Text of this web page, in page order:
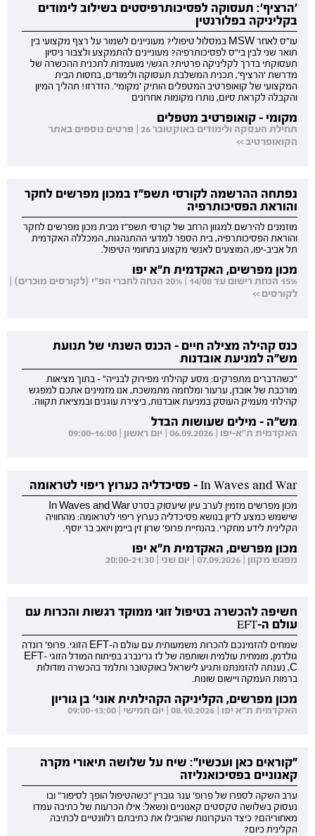
'הרציף': תעסוקה לפסיכותרפיסטים בשילוב לימודים
בקליניקה בפלורנטין
עו"ס לאחר MSW במסלול טיפולי? מעוניינים לשמור על רצף מקצועי בין
תואר שני לבין בי"ס לפסיכותרפיה? מעוניינים להתמקצע ולצבור ניסיון
תעסוקתי בדרך לקליניקה פרטית? הגש/י מועמדות לתכנית ההכשרה של
מדרשת 'הרציף', תכנית המשלבת תעסוקה ולימודים, בחסות הבית
המקצועי של קואופרטיב המטפלים הותיק 'מקומי'. הזדרזו! תהליך המיון
והקבלה לקראת סיום, נותרו מקומות אחרונים
מקומי - קואופרטיב מטפלים
תחילת העסקה ולימודים באוקטובר 26 | פרטים נוספים באתר
הקואופרטיב >>
נפתחה ההרשמה לקורסי תשפ"ז במכון מפרשים לחקר
והוראת הפסיכותרפיה
מוזמנים להירשם למגוון הרחב של קורסי תשפ"ז מבית מכון מפרשים לחקר
והוראת הפסיכותרפיה, בית הספר למדעי ההתנהגות, המכללה האקדמית
תל אביב-יפו, המוצעים לאנשי מקצוע בתחומי הטיפול.
מכון מפרשים, האקדמית ת"א יפו
15% הנחת רישום עד 14/08 | 20% הנחה לחברי הפ"י (לקורסים מוכרים) |
לקורסים >>
כנס קהילה מצילה חיים - הכנס השנתי של תנועת
מש"ה למניעת אובדנות
"כשהדברים מתפרקים: מסע קהילתי מפירוק לבנייה" - בתוך מציאות
מורכבת של אובדן, ערעור ומלחמה מתמשכת, אנו מזמינים אתכם למפגש
קהילתי מעמיק העוסק במניעת אובדנות, ביצירת עוגנים ובמציאת תקווה.
מש"ה - מילים שעושות הבדל
האקדמית ת"א-יפו | 06.09.2026 | יום ראשון | 09:00-16:00
In Waves and War - פסיכדליה כערוץ ריפוי לטראומה
מכון מפרשים מזמין לערב עיון שיעסוק בסרט In Waves and War
שישמש כמצע לדיון בנושא פסיכדליה כערוץ ריפוי לטראומה: מהחוויה
הקלינית לידע מחקרי. בהנחיית פרופ' שרון זין ביימן ויואב בר יוסף.
מכון מפרשים, האקדמית ת"א יפו
מפגש מקוון | 07.09.2026 | יום שני | 20:00-21:30
חשיפה להכשרה בטיפול זוגי ממוקד רגשות והכרות עם
עולם ה-EFT
שמחים להזמינכם להכרות משמעותית עם עולם ה-EFT הזוגי. פרופ' רונדה
גולדמן, מומחית עולמית ושותפה של לז גרינברג בפיתוח המודל הזוגי EFT-
C, נענתה להזמנתנו ותגיע לישראל באוקטובר ותלמד בהכשרה מודולות
ברמות העמקה ויישום שונות.
מכון מפרשים, הקליניקה הקהילתית אוני' בן גוריון
האקדמית ת"א יפו | 08.10.2026 | יום חמישי | 09:00-13:00
"קוראים כאן ועכשיו": שיח על שלושה תיאורי מקרה
קאנוניים בפסיכואנליזה
ערב השקה לספרו של פרופ' ענר גוברין "כשהטיפול הופך לסיפור" ובו
נעסוק בשלושה טקסטים קאנוניים ונשאל: אילו הכרעות של כתיבה עמדו
מאחוריהם? כיצד העקרונות שהובילו את כתיבתם רלוונטיים לכתיבה
הקלינית כיום?